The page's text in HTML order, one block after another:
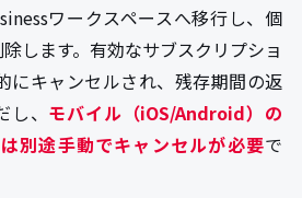
ワークスペースへ移行し、個
します。有効なサブスクリプショ
にキャンセルされ、残存期間の返
、 モバイル（iOS/Android）の
別途手動でキャンセルが必要で